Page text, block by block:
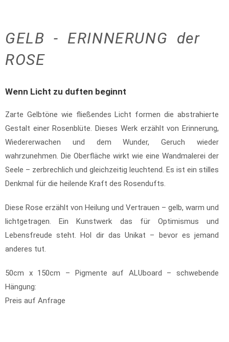
GELB - ERINNERUNG der
ROSE
Wenn Licht zu duften beginnt
Zarte Gelbtöne wie fließendes Licht formen die abstrahierte
Gestalt einer Rosenblüte. Dieses Werk erzählt von Erinnerung,
Wiedererwachen und dem Wunder, Geruch wieder
wahrzunehmen. Die Oberfläche wirkt wie eine Wandmalerei der
Seele – zerbrechlich und gleichzeitig leuchtend. Es ist ein stilles
Denkmal für die heilende Kraft des Rosendufts.
Diese Rose erzählt von Heilung und Vertrauen – gelb, warm und
lichtgetragen. Ein Kunstwerk das für Optimismus und
Lebensfreude steht. Hol dir das Unikat – bevor es jemand
anderes tut.
50cm x 150cm – Pigmente auf ALUboard – schwebende
Hängung:
Preis auf Anfrage